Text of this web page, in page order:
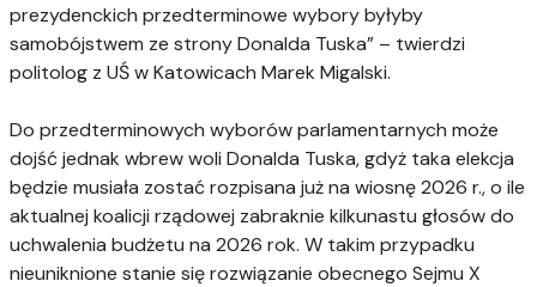
prezydenckich przedterminowe wybory byłyby
samobójstwem ze strony Donalda Tuska” – twierdzi
politolog z UŚ w Katowicach Marek Migalski.
Do przedterminowych wyborów parlamentarnych może
dojść jednak wbrew woli Donalda Tuska, gdyż taka elekcja
będzie musiała zostać rozpisana już na wiosnę 2026 r., o ile
aktualnej koalicji rządowej zabraknie kilkunastu głosów do
uchwalenia budżetu na 2026 rok. W takim przypadku
nieuniknione stanie się rozwiązanie obecnego Sejmu X